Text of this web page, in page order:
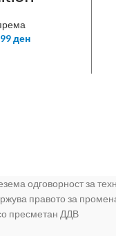
ден
одговорност за
правото за
пресметан ДДВ